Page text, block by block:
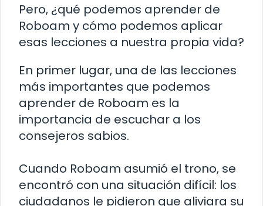
Pero, ¿qué podemos aprender de
Roboam y cómo podemos aplicar
esas lecciones a nuestra propia vida?
En primer lugar, una de las lecciones
más importantes que podemos
aprender de Roboam es la
importancia de escuchar a los
consejeros sabios.
Cuando Roboam asumió el trono, se
encontró con una situación difícil: los
ciudadanos le pidieron que aliviara su